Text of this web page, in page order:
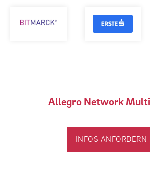
Allegro Network
INFOS ANFORDERN